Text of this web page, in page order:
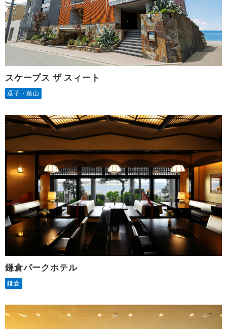
スケープス ザ スィート
逗子・葉山
鎌倉パークホテル
鎌倉